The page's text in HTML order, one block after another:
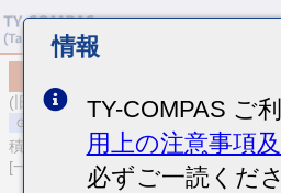
(旧品番 TVS042CH6R2BC-W)
積層セラミックコンデンサ
[一般用 高周波/低損失積層セラミックコ
情報
TY-COMPAS ご
用上の注意事項
必ずご一読くださ